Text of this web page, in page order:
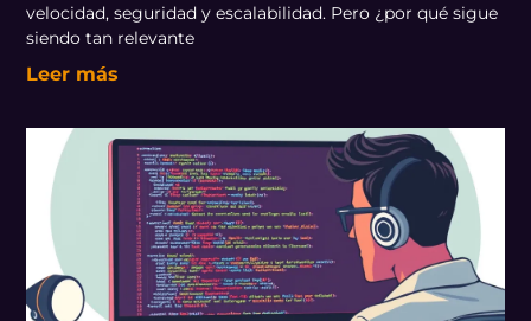
velocidad, seguridad y escalabilidad. Pero ¿por qué sigue
siendo tan relevante
Leer más